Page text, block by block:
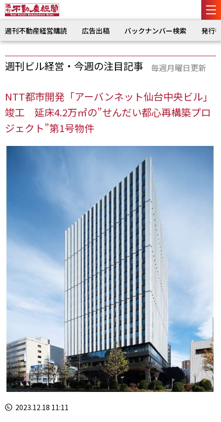
週刊不動産経営購読 広告出稿 バックナンバー検索 発行
週刊ビル経営・今週の注目記事 毎週月曜日更新
NTT都市開発「アーバンネット仙台中央ビル」
竣工 延床4.2万㎡の”せんだい都心再構築プロ
ジェクト”第1号物件
2023.12.18 11:11